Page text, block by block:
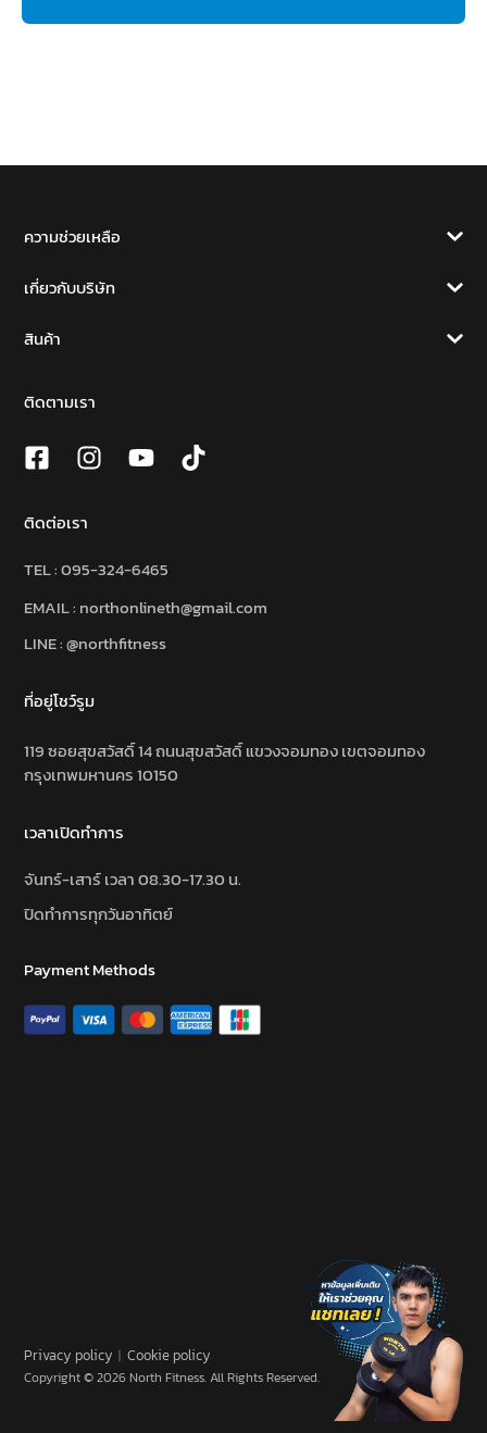
ความช่วยเหลือ
เกี่ยวกับบริษัท
สินค้า
ติดตามเรา
ติดต่อเรา
TEL :095-324-6465
EMAIL : northonlineth@gmail.com
LINE : @northfitness
ที่อยู่โชว์รูม
119 ซอยสุขสวัสดิ์ 14 ถนนสุขสวัสดิ์ แขวงจอมทอง เขตจอมทอง
กรุงเทพมหานคร 10150
เวลาเปิดทำการ
จันทร์-เสาร์ เวลา 08.30-17.30 น.
ปิดทำการทุกวันอาทิตย์
Payment Methods
Privacy policy ︱Cookie policy
Copyright © 2026 North Fitness. All Rights Reserved.